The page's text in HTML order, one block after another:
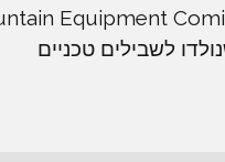
לשבילים טכניים